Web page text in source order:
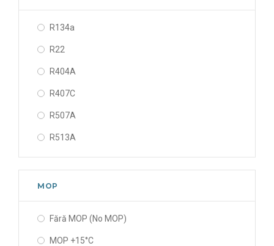
R134a
R22
R404A
R407C
R507A
R513A
MOP
Fără MOP (No MOP)
MOP +15°C